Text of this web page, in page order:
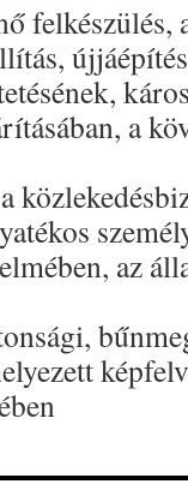
felkészülés,
a
az